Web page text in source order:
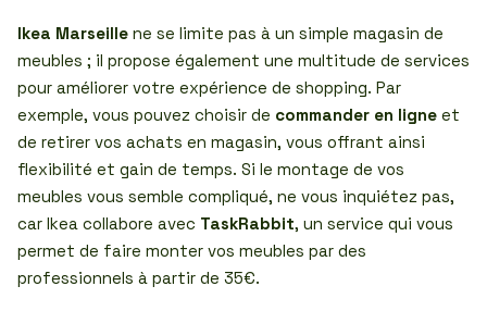
Ikea Marseille ne se limite pas à un simple magasin de
meubles ; il propose également une multitude de services
pour améliorer votre expérience de shopping. Par
exemple, vous pouvez choisir de commander en ligne et
de retirer vos achats en magasin, vous offrant ainsi
flexibilité et gain de temps. Si le montage de vos
meubles vous semble compliqué, ne vous inquiétez pas,
car Ikea collabore avec TaskRabbit, un service qui vous
permet de faire monter vos meubles par des
professionnels à partir de 35€.